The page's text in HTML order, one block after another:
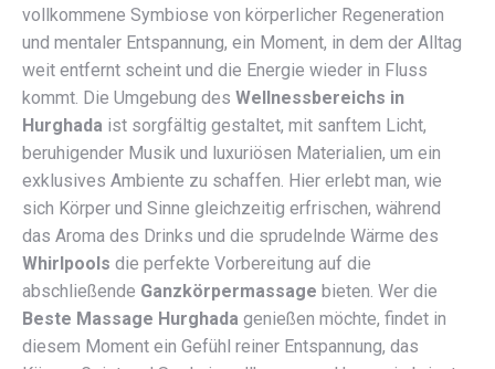
vollkommene Symbiose von körperlicher Regeneration
und mentaler Entspannung, ein Moment, in dem der Alltag
weit entfernt scheint und die Energie wieder in Fluss
kommt. Die Umgebung des Wellnessbereichs in
Hurghada ist sorgfältig gestaltet, mit sanftem Licht,
beruhigender Musik und luxuriösen Materialien, um ein
exklusives Ambiente zu schaffen. Hier erlebt man, wie
sich Körper und Sinne gleichzeitig erfrischen, während
das Aroma des Drinks und die sprudelnde Wärme des
Whirlpools die perfekte Vorbereitung auf die
abschließende Ganzkörpermassage bieten. Wer die
Beste Massage Hurghada genießen möchte, findet in
diesem Moment ein Gefühl reiner Entspannung, das